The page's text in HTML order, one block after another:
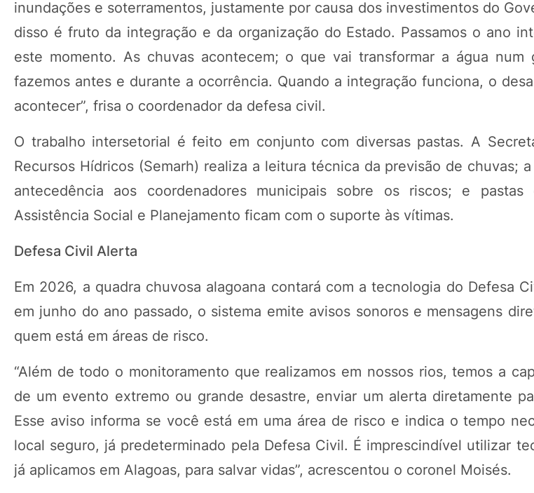
inundações e soterramentos, justamente por causa dos investimentos do
disso é fruto da integração e da organização do Estado. Passamos o ano
este momento. As chuvas acontecem; o que vai transformar a água num
fazemos antes e durante a ocorrência. Quando a integração funciona, o
acontecer”, frisa o coordenador da defesa civil.
O trabalho intersetorial é feito em conjunto com diversas pastas. A
Recursos Hídricos (Semarh) realiza a leitura técnica da previsão de chuvas;
antecedência aos coordenadores municipais sobre os riscos; e
Assistência Social e Planejamento ficam com o suporte às vítimas.
Defesa Civil Alerta
Em 2026, a quadra chuvosa alagoana contará com a tecnologia do Defesa
em junho do ano passado, o sistema emite avisos sonoros e mensagens
quem está em áreas de risco.
“Além de todo o monitoramento que realizamos em nossos rios, temos a
de um evento extremo ou grande desastre, enviar um alerta diretamente
Esse aviso informa se você está em uma área de risco e indica o tempo
local seguro, já predeterminado pela Defesa Civil. É imprescindível utilizar
já aplicamos em Alagoas, para salvar vidas”, acrescentou o coronel Moisés.